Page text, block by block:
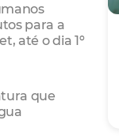
para a
até o dia 1º
que